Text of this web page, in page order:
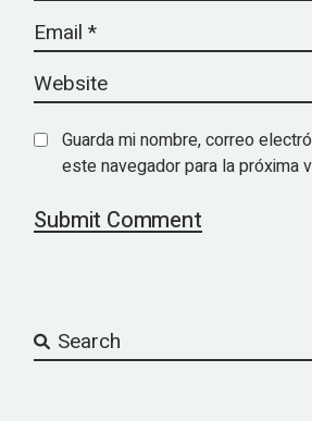
Guarda mi nombre, correo
este navegador para la próxima
Submit Comment